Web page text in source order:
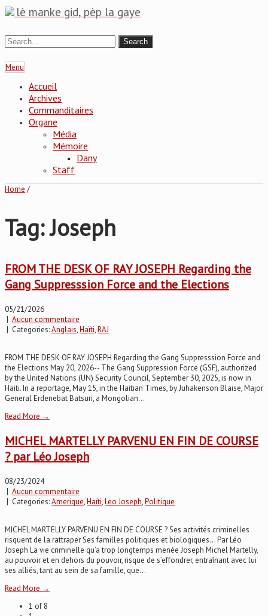
lè manke gid, pèp la gaye
Menu
Accueil
Archives
Commanditaires
Organe
Média
Mémoire
Dany
Staff
Home /
Tag: Joseph
FROM THE DESK OF RAY JOSEPH Regarding the
Gang Suppresssion Force and the Elections
05/21/2026
| Aucun commentaire
| Categories:Anglais,Haïti,RAJ
FROM THE DESK OF RAY JOSEPH Regarding the Gang Suppresssion Force and
the Elections May 20, 2026-- The Gang Suppression Force (GSF), authorized
by the United Nations (UN) Security Council, September 30, 2025, is now in
Haiti. In a reportage, May 15, in the Haitian Times, by Juhakenson Blaise, Major
General Erdenebat Batsuri, a Mongolian...
Read More →
MICHEL MARTELLY PARVENU EN FIN DE COURSE
? par Léo Joseph
08/23/2024
| Aucun commentaire
| Categories:Amerique,Haïti,Leo Joseph,Politique
MICHEL MARTELLY PARVENU EN FIN DE COURSE ? Ses activités criminelles
risquent de la rattraper Ses familles politiques et biologiques… Par Léo
Joseph La vie criminelle qu’a trop longtemps menée Joseph Michel Martelly,
au pouvoir et en dehors du pouvoir, risque de s’effondrer, entraînant avec lui
ses alliés, tant au sein de sa famille, que...
Read More →
1 of 8